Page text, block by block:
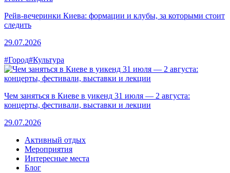
Рейв-вечеринки Киева: формации и клубы, за которыми стоит
следить
29.07.2026
#Город#Культура
Чем заняться в Киеве в уикенд 31 июля — 2 августа:
концерты, фестивали, выставки и лекции
29.07.2026
Активный отдых
Мероприятия
Интересные места
Блог